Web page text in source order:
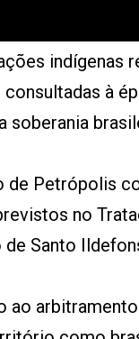
indígenas
à
soberania
de Petrópolis
no
de Santo
ao